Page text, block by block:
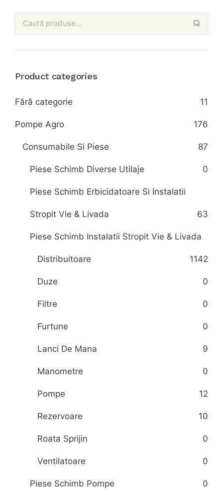
Product categories
Fără categorie 11
Pompe Agro 176
Consumabile Si Piese 87
Piese Schimb Diverse Utilaje 0
Piese Schimb Erbicidatoare Si Instalatii
Stropit Vie & Livada 63
Piese Schimb Instalatii Stropit Vie & Livada
42
Distribuitoare 11
Duze 0
Filtre 0
Furtune 0
Lanci De Mana 9
Manometre 0
Pompe 12
Rezervoare 10
Roata Sprijin 0
Ventilatoare 0
Piese Schimb Pompe 0